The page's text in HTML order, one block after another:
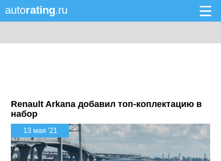
autorating.ru
Renault Arkana добавил топ-коплектацию в
набор
13 мая '21